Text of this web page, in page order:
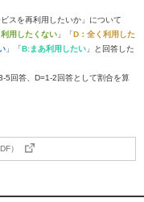
スを再利用したいか」について
用したくない 」「D：全く利用した
」「B:まあ利用したい 」と回答した
回答、D=1-2回答として割合を算
）